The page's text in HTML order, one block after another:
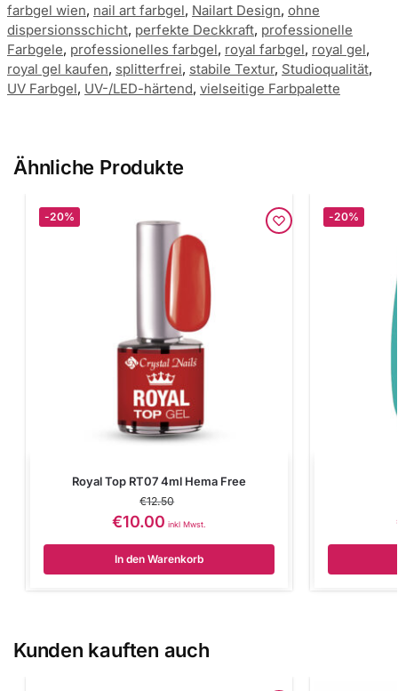
farbgel wien, nail art farbgel, Nailart Design, ohne
dispersionsschicht, perfekte Deckkraft, professionelle
Farbgele, professionelles farbgel, royal farbgel, royal gel,
royal gel kaufen, splitterfrei, stabile Textur, Studioqualität,
UV Farbgel, UV-/LED-härtend, vielseitige Farbpalette
Ähnliche Produkte
-20%
Royal Top RT07 4ml Hema Free
€12.50
€10.00 inkl Mwst.
In den Warenkorb
-20%
Kunden kauften auch